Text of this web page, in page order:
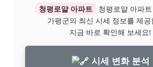
청평로얄 아파트
청평로얄 아파
가평군의 최신 시세 정보를 제
지금 바로 확인해 보세요!
시세 변화 분석